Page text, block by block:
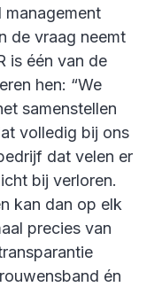
de vraag neemt
is één van de
hen: “We
samenstellen
volledig bij ons
dat velen er
bij verloren.
kan dan op elk
precies van
én